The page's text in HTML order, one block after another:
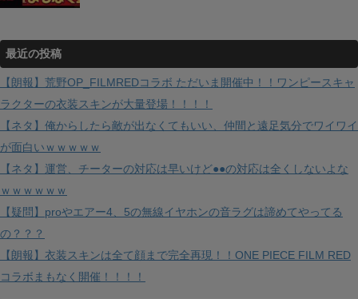
最近の投稿
【朗報】荒野OP_FILMREDコラボ ただいま開催中！！ワンピースキャ
ラクターの衣装スキンが大量登場！！！！
【ネタ】俺からしたら敵が出なくてもいい、仲間と遠足気分でワイワイ
が面白いｗｗｗｗｗ
【ネタ】運営、チーターの対応は早いけど●●の対応は全くしないよな
ｗｗｗｗｗｗ
【疑問】proやエアー4、5の無線イヤホンの音ラグは諦めてやってる
の？？？
【朗報】衣装スキンは全て顔まで完全再現！！ONE PIECE FILM RED
コラボまもなく開催！！！！